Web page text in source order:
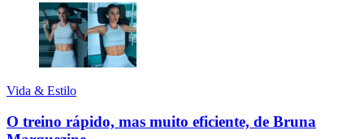
Vida & Estilo
O treino rápido, mas muito eficiente, de Bruna